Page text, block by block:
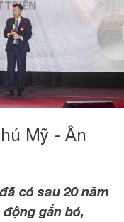
Mỹ - Ân
có sau 20 năm
gắn bó,